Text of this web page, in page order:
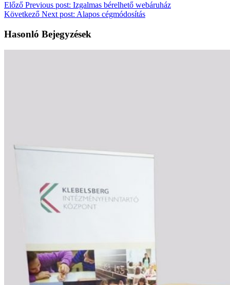
Előző Previous post: Izgalmas bérelhető webáruház
Következő Next post: Alapos cégmódosítás
Hasonló Bejegyzések